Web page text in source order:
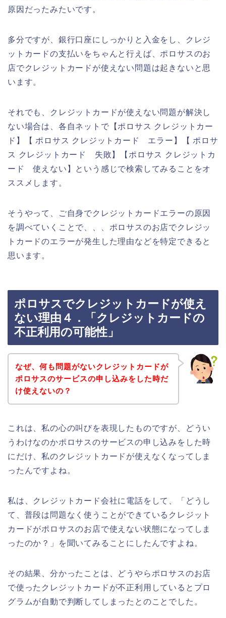
原因だったみたいです。
多分ですが、銀行口座にしっかりと入金をし、クレジ
ットカードの支払いをちゃんと行えば、ポロサスのお
店でクレジットカードが使えない問題は起きないと思
います。
それでも、クレジットカードが使えない問題が解決し
ない場合は、各自ネットで【ポロサス クレジットカー
ド】【 ポロサス クレジットカード エラー】【 ポロサ
ス クレジットカード 失敗】【ポロサス クレジットカ
ード 使えない】という感じで検索してみることをオ
ススメします。
そうやって、ご自身でクレジットカードエラーの原因
を調べていくことで、、、ポロサスのお店でクレジッ
トカードのエラーが発生した理由などを特定できると
思います。
ポロサスでクレジットカードが使え
ない理由４．「クレジットカードの
不正利用の可能性」
なぜ、何も問題がないクレジットカードが
ポロサスのサービスの申し込みをした時だ
け使えないの？
これは、私の心の叫びを表現したものですが、どうい
うわけなのかポロサスのサービスの申し込みをした時
にだけ、私のクレジットカードが使えなくなってしま
ったんですよね。
私は、クレジットカード会社に電話をして、「どうし
て、普段は問題なく使うことができているクレジット
カードがポロサスのお店で使えない状態になってしま
ったのか？」を聞いてみることにしたんですよね。
その結果、分かったことは、どうやらポロサスのお店
で使ったクレジットカードが不正利用しているとプロ
グラムが自動で判断してしまったとのことでした。